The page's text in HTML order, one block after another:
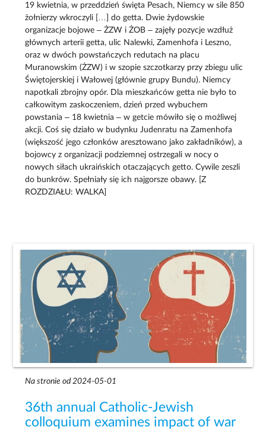
19 kwietnia, w przeddzień święta Pesach, Niemcy w sile 850
żołnierzy wkroczyli […] do getta. Dwie żydowskie
organizacje bojowe – ŻZW i ŻOB – zajęły pozycje wzdłuż
głównych arterii getta, ulic Nalewki, Zamenhofa i Leszno,
oraz w dwóch powstańczych redutach na placu
Muranowskim (ŻZW) i w szopie szczotkarzy przy zbiegu ulic
Świętojerskiej i Wałowej (głównie grupy Bundu). Niemcy
napotkali zbrojny opór. Dla mieszkańców getta nie było to
całkowitym zaskoczeniem, dzień przed wybuchem
powstania – 18 kwietnia – w getcie mówiło się o możliwej
akcji. Coś się działo w budynku Judenratu na Zamenhofa
(większość jego członków aresztowano jako zakładników), a
bojowcy z organizacji podziemnej ostrzegali w nocy o
nowych siłach ukraińskich otaczających getto. Cywile zeszli
do bunkrów. Spełniały się ich najgorsze obawy. [Z
ROZDZIAŁU: WALKA]
Na stronie od 2024-05-01
36th annual Catholic-Jewish
colloquium examines impact of war